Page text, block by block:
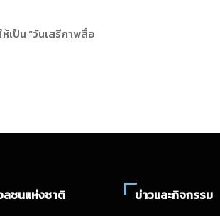
เป็น “วันเสรีภาพสื่อ
ลชนแห่งชาติ ข่าวและกิจกรรม